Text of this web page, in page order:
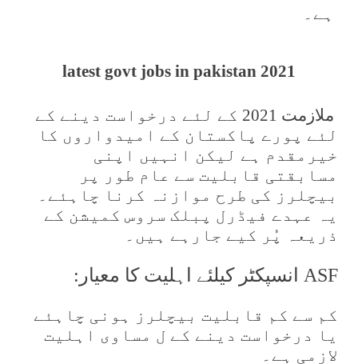
ہے۔
latest govt jobs in pakistan 2021
ملازمت 2021 کے لئے درخواست دینے کے
لئے پورے پاکستان کے امیدواروں کا
خیرمقدم ہے لیکن انہیں اپنی
مسابقتی قابلیت سے عام طور پر
بیچلرز کی طرح موازنہ کرنا چاہئے۔
یہ عہدے فیڈرل پبلک سروس کمیشن کے
ذریعہ پُر کیے جارہے ہیں۔
ASF انسپکٹر کیلئے اہلیت کا معیار:
کم سے کم قابلیت بیچلرز ہونی چاہئے
یا درخواست دینے کے ل مساوی اہلیت
لازمی ہے۔